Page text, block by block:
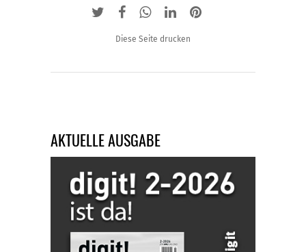
Diese Seite drucken
AKTUELLE AUSGABE